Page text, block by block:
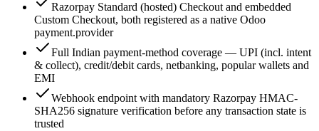
Razorpay Standard (hosted) Checkout and embedded
Custom Checkout, both registered as a native Odoo
payment.provider
Full Indian payment-method coverage — UPI (incl. intent
& collect), credit/debit cards, netbanking, popular wallets and
EMI
Webhook endpoint with mandatory Razorpay HMAC-
SHA256 signature verification before any transaction state is
trusted